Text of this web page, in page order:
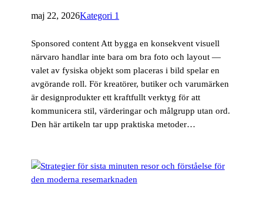
maj 22, 2026Kategori 1
Sponsored content Att bygga en konsekvent visuell
närvaro handlar inte bara om bra foto och layout —
valet av fysiska objekt som placeras i bild spelar en
avgörande roll. För kreatörer, butiker och varumärken
är designprodukter ett kraftfullt verktyg för att
kommunicera stil, värderingar och målgrupp utan ord.
Den här artikeln tar upp praktiska metoder…